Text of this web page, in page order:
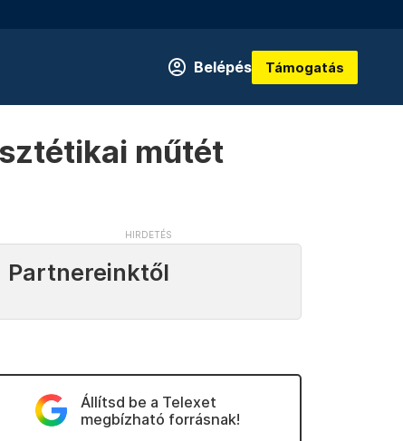
Belépés Támogatás
műtét
Partnereinktől
Állítsd be a Telexet
megbízható forrásnak!